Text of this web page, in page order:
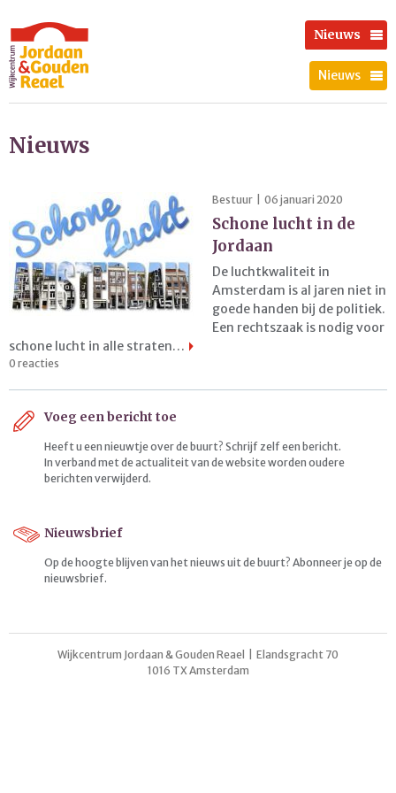
Nieuws
Nieuws
Bestuur | 06 januari 2020
Schone lucht in de
Jordaan
De luchtkwaliteit in
Amsterdam is al jaren niet in
goede handen bij de politiek.
Een rechtszaak is nodig voor
schone lucht in alle straten…
0 reacties
Nieuws
Voeg een bericht toe
Heeft u een nieuwtje over de buurt? Schrijf zelf een bericht.
In verband met de actualiteit van de website worden oudere
berichten verwijderd.
Nieuwsbrief
Op de hoogte blijven van het nieuws uit de buurt? Abonneer je op de
nieuwsbrief.
Wijkcentrum Jordaan & Gouden Reael | Elandsgracht 70
1016 TX Amsterdam